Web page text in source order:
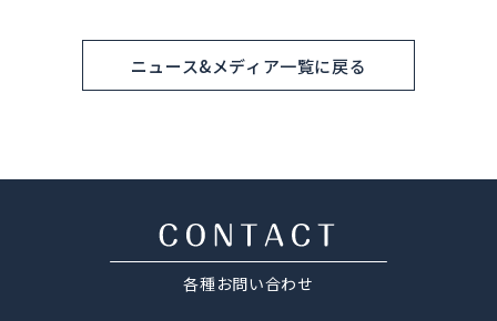
ニュース&メディア一覧に戻る
各種お問い合わせ
私たちの約束
採用情報
ニュース&メディア